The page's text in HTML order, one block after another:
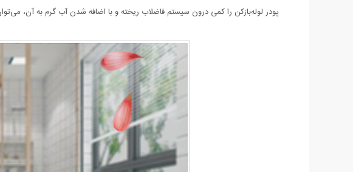
پودر لوله‌بازکن را کمی درون سیستم فاضلاب ریخته و با اضافه شدن آب گرم به آن،